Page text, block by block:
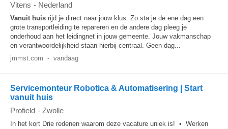
Vitens - Nederland
Vanuit huis rijd je direct naar jouw klus. Zo sta je de ene dag een
grote transportleiding te repareren en de andere dag pleeg je
onderhoud aan het leidingnet in jouw gemeente. Jouw vakmanschap
en verantwoordelijkheid staan hierbij centraal. Geen dag...
jmmst.com - vandaag
Servicemonteur Robotica & Automatisering | Start
vanuit huis
Profield - Zwolle
In het kort Drie redenen waarom deze vacature uniek is! • Werken